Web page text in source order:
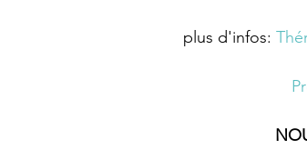
plus d'infos: